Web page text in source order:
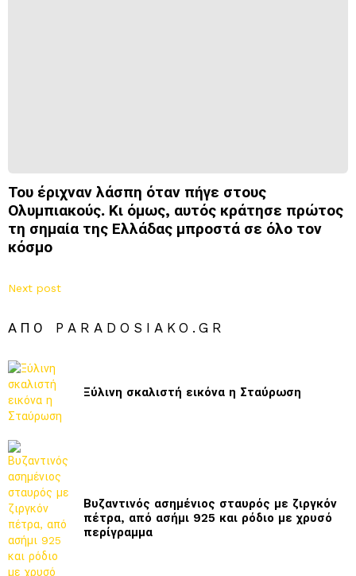
Του έριχναν λάσπη όταν πήγε στους
Ολυμπιακούς. Κι όμως, αυτός κράτησε πρώτος
τη σημαία της Ελλάδας μπροστά σε όλο τον
κόσμο
Next post
ΑΠΌ PARADOSIAKO.GR
Ξύλινη σκαλιστή εικόνα η Σταύρωση
Βυζαντινός ασημένιος σταυρός με ζιργκόν
πέτρα, από ασήμι 925 και ρόδιο με χρυσό
περίγραμμα